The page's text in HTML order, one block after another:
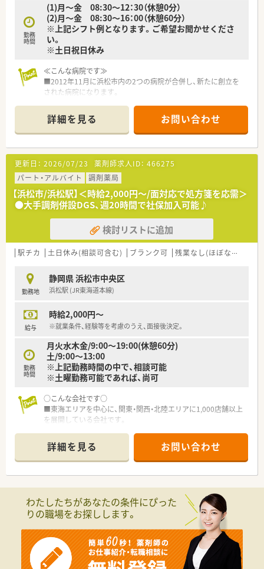
＜長く働くことができる環境です！＞
■全国転勤可能・エリア限定・自宅から通えるコース、など転勤の
範囲もご指定頂けますのでご自身のライフスタイルに合わせた
配属地をご提案頂けます。
■地域手当がつくエリアもございます！ご勤務条件やご経験を考
■特徴のひとつとして、近隣に複数店舗を展開していることが挙
げられます。
近隣店舗で相互扶助関係を保つことで、急なお休みや薬剤の管
理、情報の共有などをスムーズに行うことができています。
■育休・育短の取得実績は100%！復帰率も96%と非常に高い水
準がございます。子育て世代の方も活躍できる環境がございま
す。
勤務
時間
(1)月～金 08:30～12：30（休憩0分）
(2)月～金 08:30～16：00（休憩60分）
※上記シフト例となります。ご希望お聞かせくださ
い。
※土日祝日休み
≪こんな病院です≫
■2012年11月に浜松市内の2つの病院が合併し、新たに創立を
された病院になります。
業までを網羅するケアミックス型の総合病院です。
■薬剤師は10名以上が在籍し、常勤率が非常に高いです。年齢層
は分散しており、偏りはございません。
■電子カルテ、オーダリングシステムは完備されており各種機材
も導入されております。（効率的業務が可能）
■がん治療、にも積極的であり、がん専門薬剤師、がん指導薬剤
師も在籍しています。スキルアップにも適した環境です。
■年間休日数も多く、各種休暇制度の取得実績もございます。
≪業務内容≫
■入院患者様の調剤、監査、服薬指導
■外来患者様の調剤、監査、服薬指導（※外来：院内処方）
■注射（抗がん剤、ＴＰＮ混注業務あり）
■病棟薬剤業務、持参薬管理業務
≪おすすめポイント≫
■土日祝日休みでご勤務いただけます。
■外来、入院両方の経験を積める病院です。
■外来も院内処方で対応している為、調剤薬局のみのご経験の方
詳細を見る お問い合わせ
更新日： 2026/07/23 薬剤師求人ID： 466275
パート・アルバイト
調剤薬局
【浜松市/浜松駅】＜時給2,000円～/面対応で処方箋を応需＞
●大手調剤併設DGS、週20時間で社保加入可能♪
検討リストに追加
駅チカ 土日休み(相談可含む) ブランク可 残業なし(ほぼなし含む)
勤務地
静岡県 浜松市中央区
浜松駅 (JR東海道本線)
給与
時給2,000円～
※就業条件、経験等を考慮のうえ、面接後決定。
勤務
時間
月火水木金/9:00～19:00(休憩60分)
土/9:00～13:00
※上記勤務時間の中で、相談可能
※土曜勤務可能であれば、尚可
○こんな会社です○
■東海エリアを中心に、関東・関西・北陸エリアに1,000店舗以上
を展開している会社です。
置店舗も複数あります。
■在庫品目も平均1500～2000品目と保険薬剤師として成長が
できる環境です。
■全店舗電子薬歴、ピッキング監査システム、在庫管理システム
■社員の働きやすさあってこその、良い医療の提供、という考え
の下、併設店であっても日祝定休、19時までの開局の併設店を増
詳細を見る お問い合わせ
わたしたちがあなたの条件にぴった
りの職場をお探しします。